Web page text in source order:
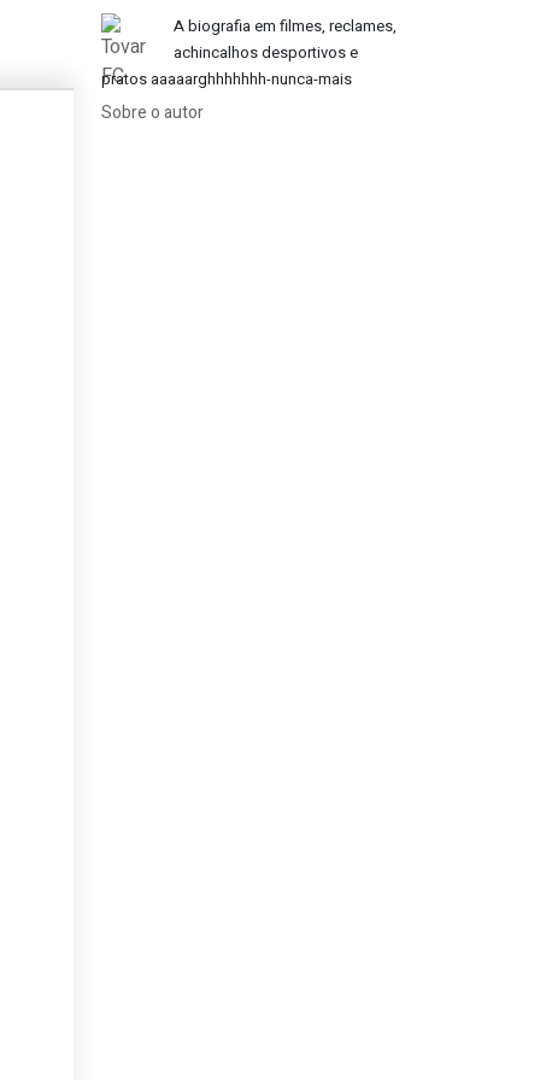
A biografia em filmes, reclames,
achincalhos desportivos e
pratos aaaaarghhhhhhh-nunca-mais
Sobre o autor